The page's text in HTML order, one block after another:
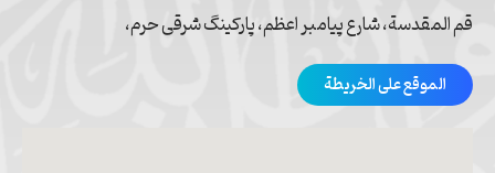
قم المقدسة، شارع پیامبر اعظم، پارکینگ شرقی حرم،
الموقع على الخريطة